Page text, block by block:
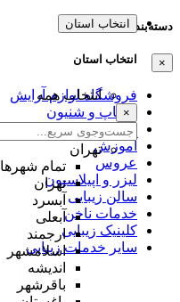
دسته‌بندی‌ها
×
فروشگاه لوازم آرایش
میکاپ و شنیون
مژه و ابرو
آموزش
عروس
لیزر و اپیلاسیون
سالن زیبایی
خدمات ناخن
کلینیک زیبایی
سایر خدمات زیبایی
انتخاب استان
انتخاب استان
انتخاب همه
×
تهران
تمام شهر‌ها
تهران
آبسرد
آبعلی
ارجمند
اسلامشهر
اندیشه
باقرشهر